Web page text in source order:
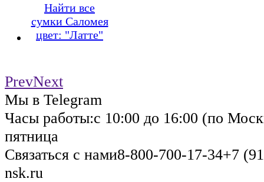
Найти все
сумки Саломея
цвет: "Латте"
PrevNext
Мы в Telegram
Часы работы:с 10:00 до 16:00 (по
пятница
Связаться с нами8-800-700-17-34+7
nsk.ru